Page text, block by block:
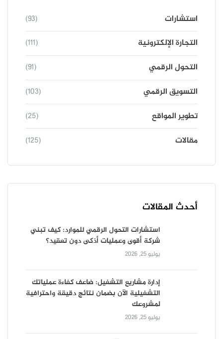
استشارات
(93)
التجارة الإلكترونية
(111)
التحول الرقمي
(91)
التسويق الرقمي
(103)
تطوير المواقع
(25)
مقالات
(125)
أحدث المقالات
استشارات التحول الرقمي للموارد: كيف تبني
شركة أقوى وعمليات أذكى دون تعقيد؟
يوليو 25, 2026
إدارة مشاريع التشغيل: ضاعف كفاءة عملياتك
التشغيلية الآن بضمان نتائج دقيقة واحترافية
لمشروعك
يوليو 25, 2026